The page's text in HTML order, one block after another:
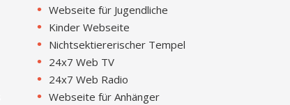
Webseite für Jugendliche
Kinder Webseite
Nichtsektiererischer Tempel
24x7 Web TV
24x7 Web Radio
Webseite für Anhänger